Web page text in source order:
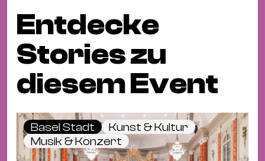
Entdecke
Stories zu
diesem Event
Basel Stadt
Kunst & Kultur
Musik & Konzert